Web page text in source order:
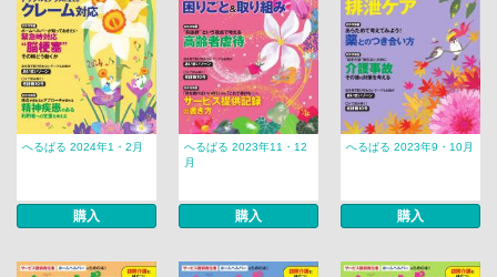
へるぱる 2024年1・2月
購入
へるぱる 2023年11・12
月
購入
へるぱる 2023年9・10月
購入